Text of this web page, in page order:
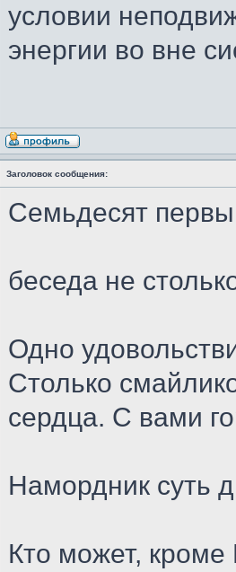
условии
энергии во вне
Заголовок сообщения:
Семьдесят
беседа не
Одно
Столько
сердца. С вами
Намордник суть
Кто может, кроме